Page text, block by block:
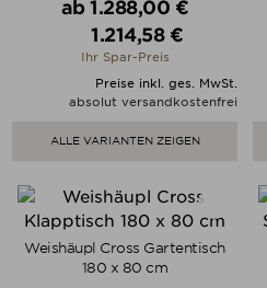
Verkaufspreis
ab 1.288,00 €
Preis
1.214,58 €
Ihr Spar-Preis
Preise inkl. ges. MwSt.
absolut versandkostenfrei
ALLE VARIANTEN ZEIGEN
Weishäupl Cross Gartentisch
180 x 80 cm